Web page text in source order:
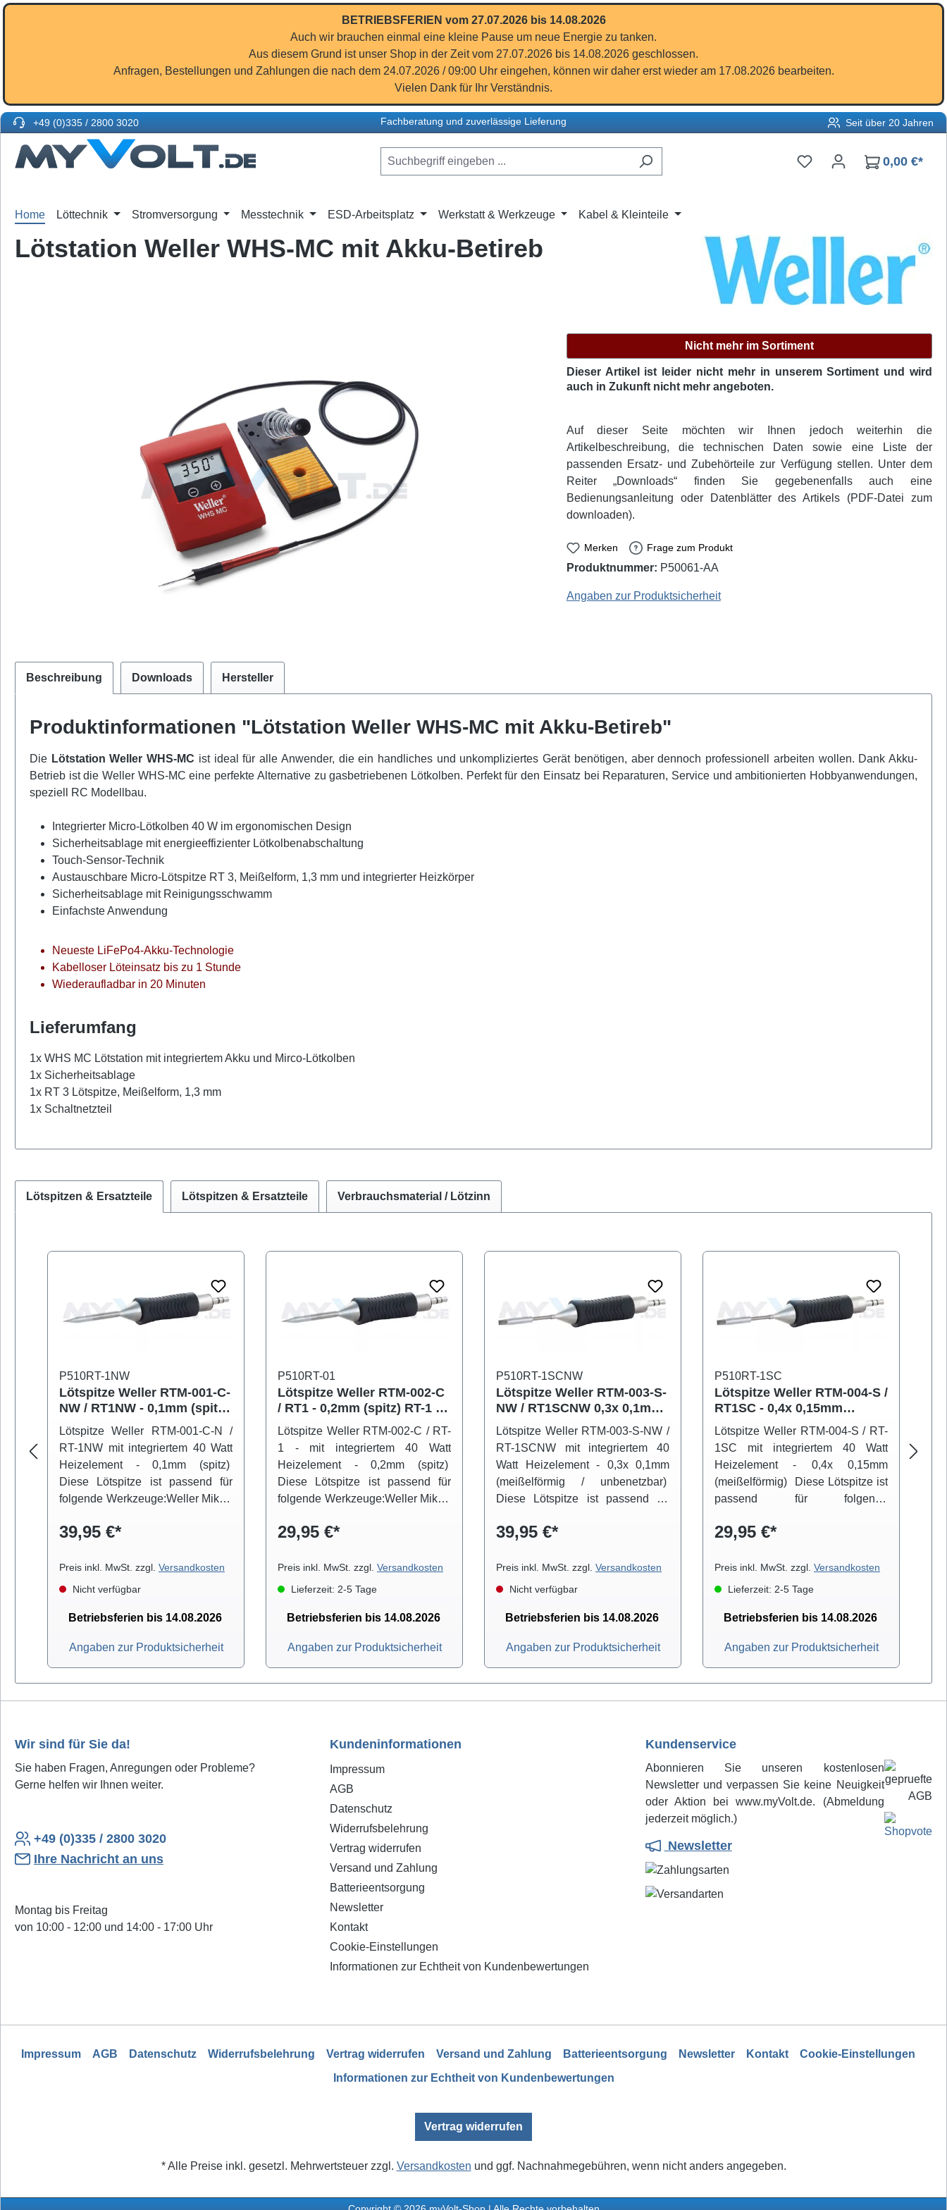
BETRIEBSFERIEN vom 27.07.2026 bis 14.08.2026
Auch wir brauchen einmal eine kleine Pause um neue Energie zu tanken.
Aus diesem Grund ist unser Shop in der Zeit vom 27.07.2026 bis 14.08.2026 geschlossen.
Anfragen, Bestellungen und Zahlungen die nach dem 24.07.2026 / 09:00 Uhr eingehen, können wir daher erst wieder am 17.08.2026 bearbeiten.
Vielen Dank für Ihr Verständnis.
+49 (0)335 / 2800 3020 Fachberatung und zuverlässige Lieferung Seit über 20 Jahren
Du hast 0 Produkte auf
0,00 €*
Home Löttechnik Stromversorgung Messtechnik ESD-Arbeitsplatz Werkstatt & Werkzeuge Kabel & Kleinteile
Lötstation Weller WHS-MC mit Akku-Betireb
Nicht mehr im Sortiment
Dieser Artikel ist leider nicht mehr in unserem Sortiment und wird
auch in Zukunft nicht mehr angeboten.
Auf dieser Seite möchten wir Ihnen jedoch weiterhin die
Artikelbeschreibung, die technischen Daten sowie eine Liste der
passenden Ersatz- und Zubehörteile zur Verfügung stellen. Unter dem
Reiter „Downloads“ finden Sie gegebenenfalls auch eine
Bedienungsanleitung oder Datenblätter des Artikels (PDF-Datei zum
downloaden).
Merken Frage zum Produkt
Produktnummer: P50061-AA
Angaben zur Produktsicherheit
Beschreibung Downloads Hersteller
Produktinformationen "Lötstation Weller WHS-MC mit Akku-Betireb"
Die Lötstation Weller WHS-MC ist ideal für alle Anwender, die ein handliches und unkompliziertes Gerät benötigen, aber dennoch professionell arbeiten wollen. Dank Akku-
Betrieb ist die Weller WHS-MC eine perfekte Alternative zu gasbetriebenen Lötkolben. Perfekt für den Einsatz bei Reparaturen, Service und ambitionierten Hobbyanwendungen,
speziell RC Modellbau.
Integrierter Micro-Lötkolben 40 W im ergonomischen Design
Sicherheitsablage mit energieeffizienter Lötkolbenabschaltung
Touch-Sensor-Technik
Austauschbare Micro-Lötspitze RT 3, Meißelform, 1,3 mm und integrierter Heizkörper
Sicherheitsablage mit Reinigungsschwamm
Einfachste Anwendung
Neueste LiFePo4-Akku-Technologie
Kabelloser Löteinsatz bis zu 1 Stunde
Wiederaufladbar in 20 Minuten
Lieferumfang
1x WHS MC Lötstation mit integriertem Akku und Mirco-Lötkolben
1x Sicherheitsablage
1x RT 3 Lötspitze, Meißelform, 1,3 mm
1x Schaltnetzteil
Lötspitzen & Ersatzteile Lötspitzen & Ersatzteile Verbrauchsmaterial / Lötzinn
P510RT-1NW
Lötspitze Weller RTM-001-C-
NW / RT1NW - 0,1mm (spitz /
unbenetzbar) RT-1NW - 40
Watt
Lötspitze Weller RTM-001-C-N /
RT-1NW mit integriertem 40 Watt
Heizelement - 0,1mm (spitz)
Diese Lötspitze ist passend für
folgende Werkzeuge:Weller Mikro-
39,95 €*
Preis inkl. MwSt. zzgl. Versandkosten
Nicht verfügbar
Betriebsferien bis 14.08.2026
Angaben zur Produktsicherheit
P510RT-01
Lötspitze Weller RTM-002-C
/ RT1 - 0,2mm (spitz) RT-1 -
40 W
Lötspitze Weller RTM-002-C / RT-
1 - mit integriertem 40 Watt
Heizelement - 0,2mm (spitz)
Diese Lötspitze ist passend für
folgende Werkzeuge:Weller Mikro-
29,95 €*
Preis inkl. MwSt. zzgl. Versandkosten
Lieferzeit: 2-5 Tage
Betriebsferien bis 14.08.2026
Angaben zur Produktsicherheit
P510RT-1SCNW
Lötspitze Weller RTM-003-S-
NW / RT1SCNW 0,3x 0,1mm
(meißelförmig) RT-1SCNW -
40 Watt
Lötspitze Weller RTM-003-S-NW /
RT-1SCNW mit integriertem 40
Watt Heizelement - 0,3x 0,1mm
(meißelförmig / unbenetzbar)
Diese Lötspitze ist passend für
Lötkolben WMRP
39,95 €*
Preis inkl. MwSt. zzgl. Versandkosten
Nicht verfügbar
Betriebsferien bis 14.08.2026
Angaben zur Produktsicherheit
P510RT-1SC
Lötspitze Weller RTM-004-S /
RT1SC - 0,4x 0,15mm
(meißelförmig) RT-1SC -
40W
Lötspitze Weller RTM-004-S / RT-
1SC mit integriertem 40 Watt
Heizelement - 0,4x 0,15mm
(meißelförmig) Diese Lötspitze ist
passend für folgende
Lötkolben WMRP
29,95 €*
Preis inkl. MwSt. zzgl. Versandkosten
Lieferzeit: 2-5 Tage
Betriebsferien bis 14.08.2026
Angaben zur Produktsicherheit
Wir sind für Sie da!
Sie haben Fragen, Anregungen oder Probleme?
Gerne helfen wir Ihnen weiter.
+49 (0)335 / 2800 3020
Ihre Nachricht an uns
Montag bis Freitag
von 10:00 - 12:00 und 14:00 - 17:00 Uhr
Kundeninformationen
Impressum
AGB
Datenschutz
Widerrufsbelehrung
Vertrag widerrufen
Versand und Zahlung
Batterieentsorgung
Newsletter
Kontakt
Cookie-Einstellungen
Informationen zur Echtheit von Kundenbewertungen
Kundenservice
Abonnieren Sie unseren kostenlosen
Newsletter und verpassen Sie keine Neuigkeit
oder Aktion bei www.myVolt.de. (Abmeldung
jederzeit möglich.)
Newsletter
Impressum AGB Datenschutz Widerrufsbelehrung Vertrag widerrufen Versand und Zahlung Batterieentsorgung Newsletter Kontakt
Cookie-Einstellungen
Informationen zur Echtheit von Kundenbewertungen
Vertrag widerrufen
* Alle Preise inkl. gesetzl. Mehrwertsteuer zzgl. Versandkosten und ggf. Nachnahmegebühren, wenn nicht anders angegeben.